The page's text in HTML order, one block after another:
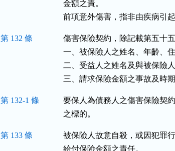
金額之責。
前項意外傷害，指非由疾病引
第 132 條
傷害保險契約，除記載第五十
一、被保險人之姓名、年齡、
二、受益人之姓名及與被保險
三、請求保險金額之事故及時期
第 132-1 條
要保人為債務人之傷害保險契
之標的。
第 133 條
被保險人故意自殺，或因犯罪
給付保險金額之責任。